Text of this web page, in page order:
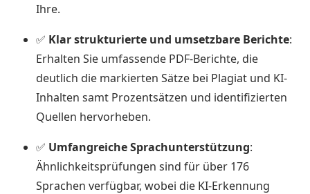
Ihre.
✅ Klar strukturierte und umsetzbare Berichte:
Erhalten Sie umfassende PDF-Berichte, die
deutlich die markierten Sätze bei Plagiat und KI-
Inhalten samt Prozentsätzen und identifizierten
Quellen hervorheben.
✅ Umfangreiche Sprachunterstützung:
Ähnlichkeitsprüfungen sind für über 176
Sprachen verfügbar, wobei die KI-Erkennung